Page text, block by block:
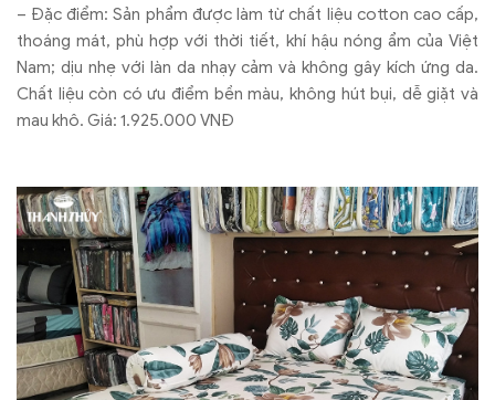
– Đặc điểm: Sản phẩm được làm từ chất liệu cotton cao cấp,
thoáng mát, phù hợp với thời tiết, khí hậu nóng ẩm của Việt
Nam; dịu nhẹ với làn da nhạy cảm và không gây kích ứng da.
Chất liệu còn có ưu điểm bền màu, không hút bụi, dễ giặt và
mau khô. Giá: 1.925.000 VNĐ